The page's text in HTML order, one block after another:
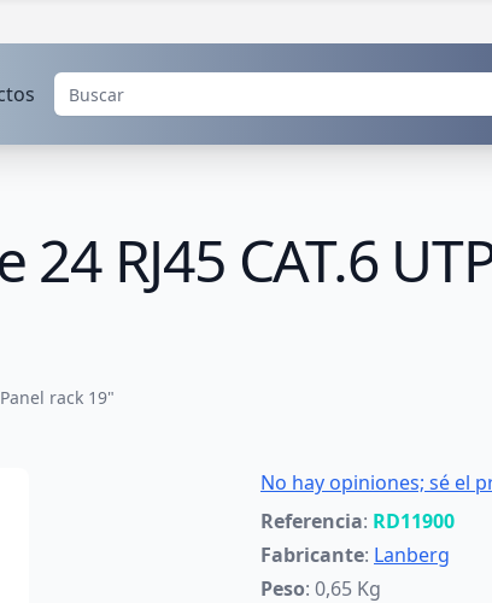
RJ45 CAT.6
Panel rack 19"
No hay opiniones; sé el
Referencia: RD11900
Fabricante: Lanberg
Peso: 0,65 Kg